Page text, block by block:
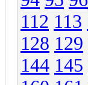
112 113
128 129
144 145